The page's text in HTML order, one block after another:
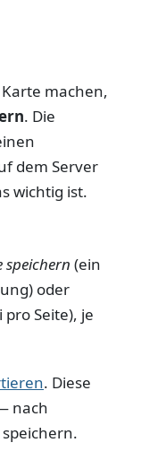
machen,
. Die
dem Server
wichtig ist.
speichern (ein
oder
Seite), je
. Diese
nach